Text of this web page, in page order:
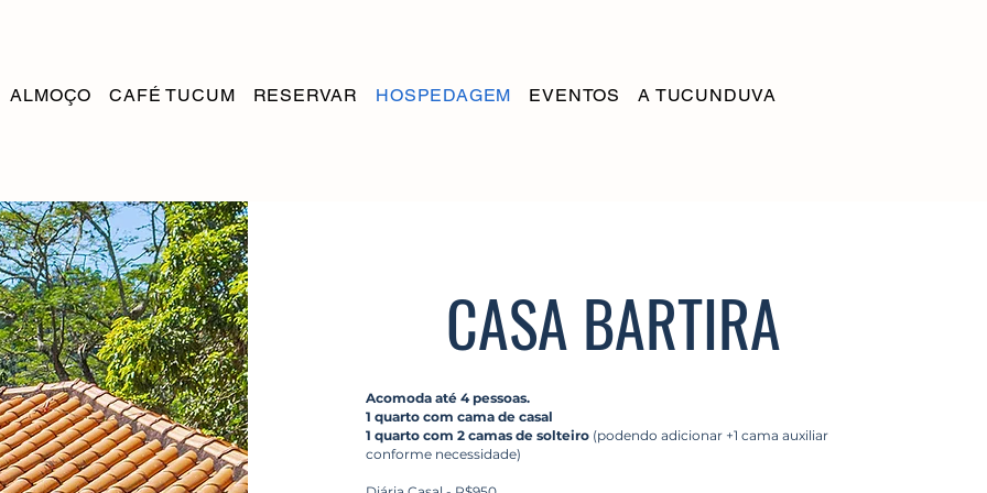
ALMOÇO CAFÉ TUCUM RESERVAR HOSPEDAGEM EVENTOS A TUCUNDUVA
CASA BARTIRA
Acomoda até 4 pessoas.
1 quarto com cama de casal
1 quarto com 2 camas de solteiro (podendo adicionar +1 cama auxiliar
conforme necessidade)